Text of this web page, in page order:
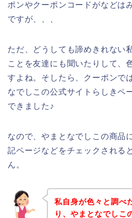
ポンやクーポンコードがなどは
ですが、、、
ただ、どうしても諦めきれない
ことを友達にも聞いたりして、
すよね。そしたら、クーポンで
なでしこの公式サイトらしきペ
できました♪
なので、やまとなでしこの商品
記ページなどをチェックされる
ん。
私自身が色々と調べ
り、やまとなでしこ